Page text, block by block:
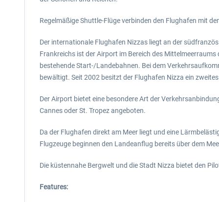
Regelmäßige Shuttle-Flüge verbinden den Flughafen mit
Der internationale Flughafen Nizzas liegt an der
Frankreichs ist der Airport im Bereich des
bestehende Start-/Landebahnen. Bei dem
bewältigt. Seit 2002 besitzt der Flughafen Nizza ein
Der Airport bietet eine besondere Art der
Cannes oder St. Tropez angeboten.
Da der Flughafen direkt am Meer liegt und eine
Flugzeuge beginnen den Landeanflug bereits über dem
Die küstennahe Bergwelt und die Stadt Nizza bietet den
Features: